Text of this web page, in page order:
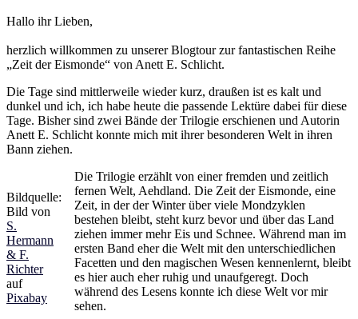
Hallo ihr Lieben,
herzlich willkommen zu unserer Blogtour zur fantastischen Reihe
„Zeit der Eismonde“ von Anett E. Schlicht.
Die Tage sind mittlerweile wieder kurz, draußen ist es kalt und
dunkel und ich, ich habe heute die passende Lektüre dabei für diese
Tage. Bisher sind zwei Bände der Trilogie erschienen und Autorin
Anett E. Schlicht konnte mich mit ihrer besonderen Welt in ihren
Bann ziehen.
Bildquelle:
Bild von
S.
Hermann
& F.
Richter
auf
Pixabay
Die Trilogie erzählt von einer fremden und zeitlich
fernen Welt, Aehdland. Die Zeit der Eismonde, eine
Zeit, in der der Winter über viele Mondzyklen
bestehen bleibt, steht kurz bevor und über das Land
ziehen immer mehr Eis und Schnee. Während man im
ersten Band eher die Welt mit den unterschiedlichen
Facetten und den magischen Wesen kennenlernt, bleibt
es hier auch eher ruhig und unaufgeregt. Doch
während des Lesens konnte ich diese Welt vor mir
sehen.